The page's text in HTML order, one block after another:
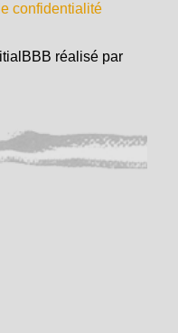
confidentialité
réalisé par